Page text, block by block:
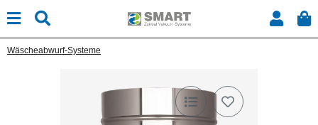
Wäscheabwurf-Systeme